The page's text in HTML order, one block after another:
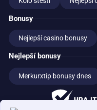
Bonusy
Nejlepší casino bonusy
Nejlepší bonusy
Merkurxtip bonusy dnes